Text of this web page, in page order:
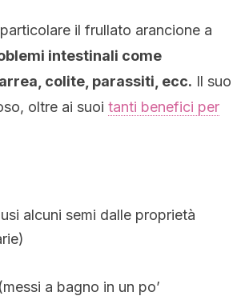
il frullato arancione a
intestinali come
colite, parassiti, ecc. Il suo
oltre ai suoi tanti benefici per
alcuni semi dalle proprietà
a bagno in un po’